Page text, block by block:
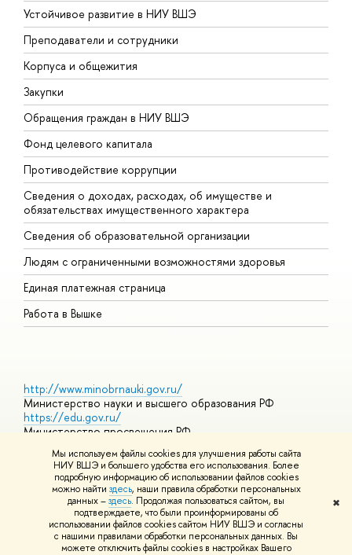
Мы используем файлы cookies для улучшения работы сайта
НИУ ВШЭ и большего удобства его использования. Более
подробную информацию об использовании файлов cookies
можно найти здесь, наши правила обработки персональных
данных –здесь. Продолжая пользоваться сайтом, вы
подтверждаете, что были проинформированы об
использовании файлов cookies сайтом НИУ ВШЭ и согласны
с нашими правилами обработки персональных данных. Вы
можете отключить файлы cookies в настройках Вашего
✖
Устойчивое развитие в НИУ ВШЭ
Преподаватели и сотрудники
Корпуса и общежития
Закупки
Обращения граждан в НИУ ВШЭ
Фонд целевого капитала
Противодействие коррупции
Сведения о доходах, расходах, об имуществе и
обязательствах имущественного характера
Сведения об образовательной организации
Людям с ограниченными возможностями здоровья
Единая платежная страница
Работа в Вышке
http://www.minobrnauki.gov.ru/
Министерство науки и высшего образования РФ
https://edu.gov.ru/
Министерство просвещения РФ
https://elearning.hse.ru/mooc
Массовые открытые онлайн-курсы
© НИУ ВШЭ 1993–2026 Адреса и контактыУсловия
использования материалов Политика конфиденциальности
Шрифты HSE Sans и HSE Slab разработаны вШколе дизайна НИУ